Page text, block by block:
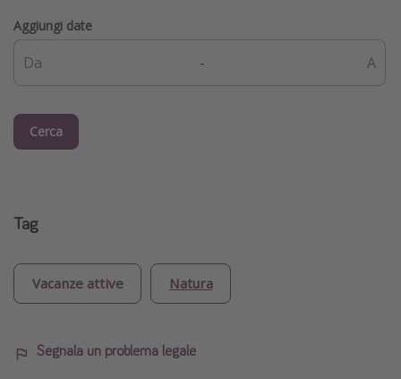
Aggiungi date
-
Cerca
Tag
Vacanze attive Natura
Segnala un problema legale